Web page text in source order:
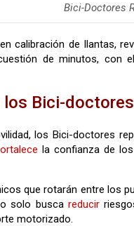
Bici-Doctores
calibración de llantas,
de minutos,
Bici-doctores
los Bici-doctores
la confianza de
que rotarán entre los
solo busca reducir
motorizado.